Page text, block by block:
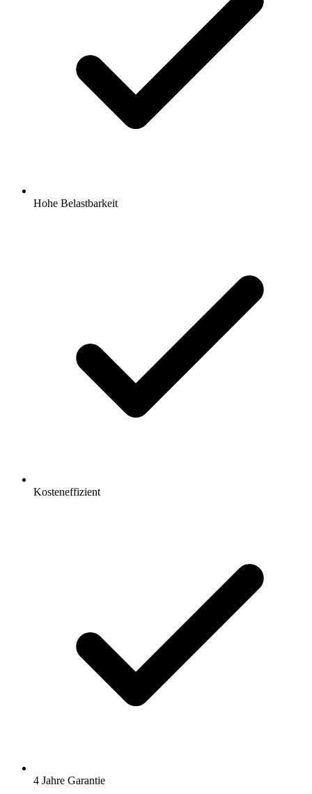
Hohe Belastbarkeit
Kosteneffizient
4 Jahre Garantie